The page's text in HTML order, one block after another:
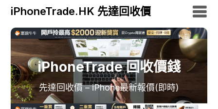
iPhoneTrade.HK 先達回收價
iPhoneTrade 回收價錢
先達回收價 – iPhone最新報價(即時)